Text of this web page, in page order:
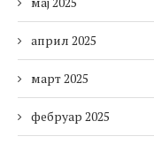
април 2025
март 2025
фебруар 2025